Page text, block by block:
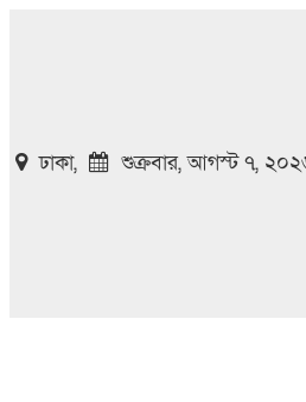
ঢাকা, শুক্রবার, আগস্ট ৭,